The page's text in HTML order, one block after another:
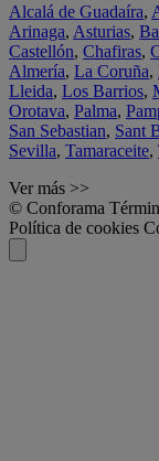
Alcalá de Guadaíra,
Arinaga, Asturias,
Castellón, Chafiras,
Almería, La Coruña,
Lleida, Los Barrios,
Orotava, Palma,
San Sebastian, Sant
Sevilla, Tamaraceite,
Ver más >>
© Conforama
Política de cookies